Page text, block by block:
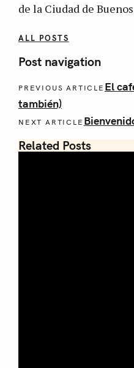
de la Ciudad de
ALL POSTS
Post navigation
PREVIOUS ARTICLE El
también)
NEXT ARTICLE
Related Posts